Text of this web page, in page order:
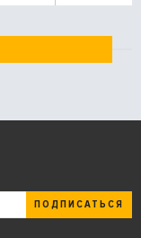
ПОДПИСАТЬСЯ